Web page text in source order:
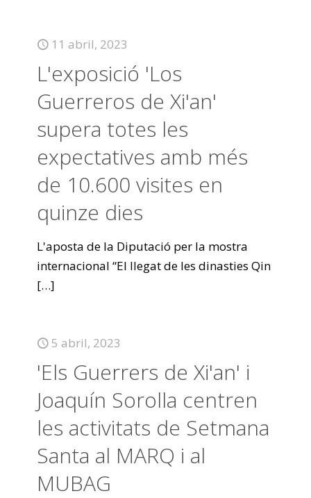
11 abril, 2023
L'exposició 'Los
Guerreros de Xi'an'
supera totes les
expectatives amb més
de 10.600 visites en
quinze dies
L'aposta de la Diputació per la mostra
internacional “El llegat de les dinasties Qin
[…]
5 abril, 2023
'Els Guerrers de Xi'an' i
Joaquín Sorolla centren
les activitats de Setmana
Santa al MARQ i al
MUBAG